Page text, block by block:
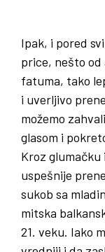
Ipak, i pored
price, nešto od
fatuma, tako
i uverljivo
možemo
glasom i
Kroz glumačku
uspešnije
sukob sa
mitska
21. veku. Iako